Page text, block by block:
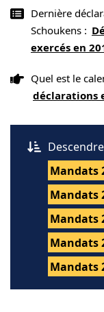
Dernière
Schoukens :
exercés en
Quel est le
déclarations
Mandats
Mandats
Mandats
Mandats
Mandats